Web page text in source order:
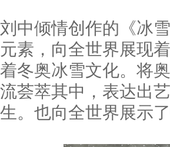
刘中倾情创作的《冰
元素，向全世界展现
着冬奥冰雪文化。将
流荟萃其中，表达出
生。也向全世界展示